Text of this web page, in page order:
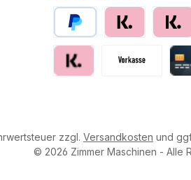
PayPal Klarna sofortKlarna
zzgl. Versandkosten und
© 2026 Zimmer Maschinen - Alle